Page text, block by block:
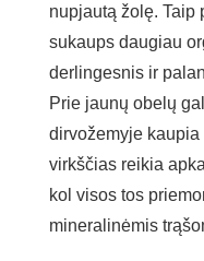
nupjautą žolę. Taip
sukaups daugiau
derlingesnis ir
Prie jaunų obelų
dirvožemyje
virkščias reikia
kol visos tos
mineralinėmis